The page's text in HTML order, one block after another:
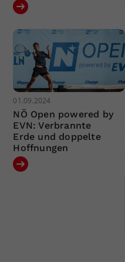
01.09.2024
NÖ Open powered by
EVN: Verbrannte
Erde und doppelte
Hoffnungen